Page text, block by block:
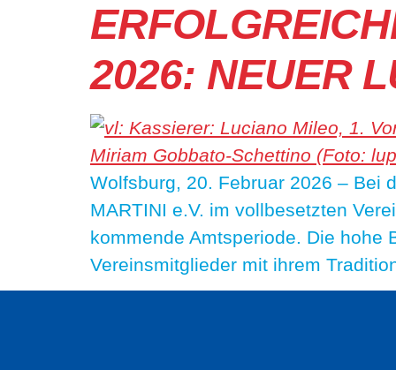
2026: NEUER
Wolfsburg, 20. Februar 2026 – Bei
MARTINI e.V. im vollbesetzten
kommende Amtsperiode. Die hohe
Vereinsmitglieder mit ihrem